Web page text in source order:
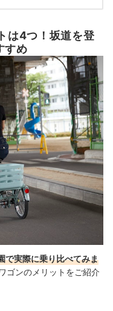
は4つ！坂道を登
すめ
で実際に乗り比べてみま
ゴンのメリットをご紹介